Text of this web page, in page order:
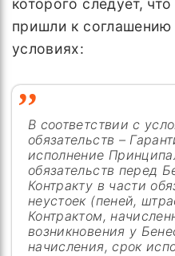
которого следует,
пришли к
условиях:
В соответствии с
обязательств –
исполнение
обязательств перед
Контракту в части
неустоек (пеней,
Контрактом,
возникновения у
начисления, срок